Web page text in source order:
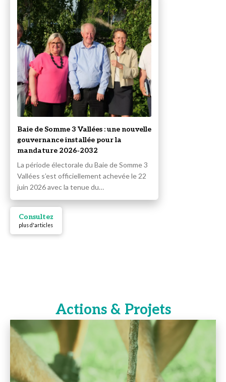
Baie de Somme 3 Vallées : une nouvelle
gouvernance installée pour la
mandature 2026‑2032
La période électorale du Baie de Somme 3
Vallées s’est officiellement achevée le 22
juin 2026 avec la tenue du…
Consultez
plus d'articles
Actions & Projets